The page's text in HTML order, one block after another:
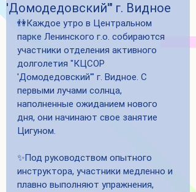
'Домодедовский'" г. Видное
👫Каждое утро в Центральном
парке Ленинского г.о. собираются
участники отделения активного
долголетия "КЦСОР
'Домодедовский'" г. Видное. С
первыми лучами солнца,
наполненные ожиданием нового
дня, они начинают свое занятие
Цигуном.
✨Под руководством опытного
инструктора, участники медленно и
плавно выполняют упражнения,